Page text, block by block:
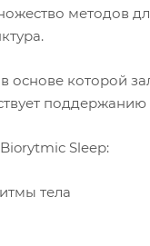
методов
основе которой
Sleep:
тела